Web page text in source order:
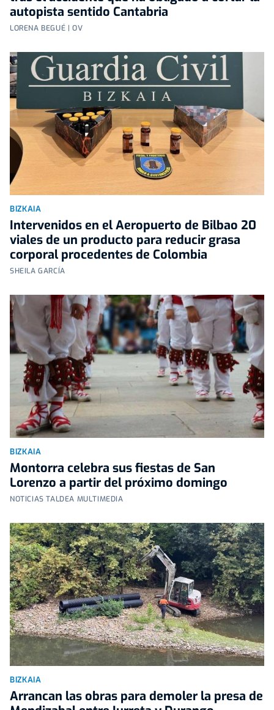
autopista sentido Cantabria
LORENA BEGUÉ | OV
BIZKAIA
Intervenidos en el Aeropuerto de Bilbao 20
viales de un producto para reducir grasa
corporal procedentes de Colombia
SHEILA GARCÍA
BIZKAIA
Montorra celebra sus fiestas de San
Lorenzo a partir del próximo domingo
NOTICIAS TALDEA MULTIMEDIA
BIZKAIA
Arrancan las obras para demoler la presa de